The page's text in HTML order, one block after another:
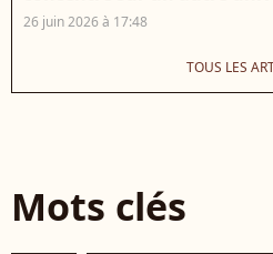
26 juin 2026 à 17:48
TOUS LES
Mots clés